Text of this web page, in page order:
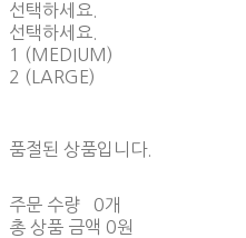
선택하세요.
선택하세요.
1 (MEDIUM)
2 (LARGE)
품절된 상품입니다.
주문 수량
0개
총 상품 금액 0원